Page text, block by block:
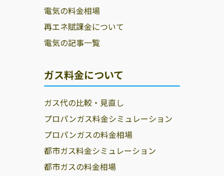
電気の料金相場
再エネ賦課金について
電気の記事一覧
ガス料金について
ガス代の比較・見直し
プロパンガス料金シミュレーション
プロパンガスの料金相場
都市ガス料金シミュレーション
都市ガスの料金相場